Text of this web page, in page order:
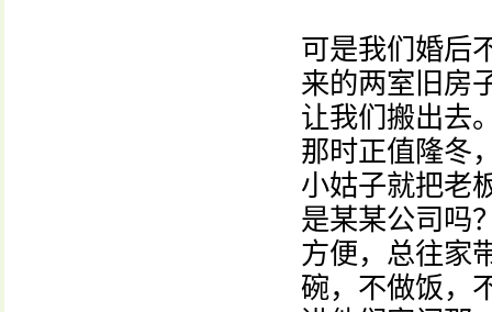
可是我们婚后
来的两室旧房
让我们搬出去
那时正值隆冬
小姑子就把老
是某某公司吗
方便，总往家
碗，不做饭，